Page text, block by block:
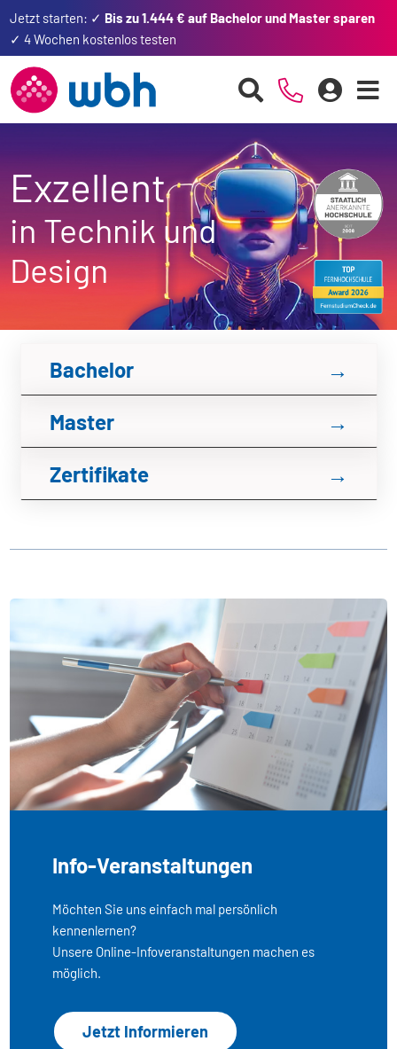
Jetzt starten: ✓ Bis zu 1.444 € auf Bachelor und Master sparen
✓ 4 Wochen kostenlos testen
Exzellent
in Technik und
Design
Bachelor →
Master →
Zertifikate →
Info-Veranstaltungen
Möchten Sie uns einfach mal persönlich
kennenlernen?
Unsere Online-Infoveranstaltungen machen es
möglich.
Jetzt Informieren